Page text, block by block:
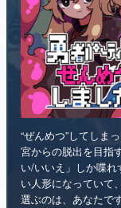
“ぜんめつ”してしま
宮からの脱出を目指
い/いいえ」しか喋
い人形になっていて
選ぶのは、あなたです